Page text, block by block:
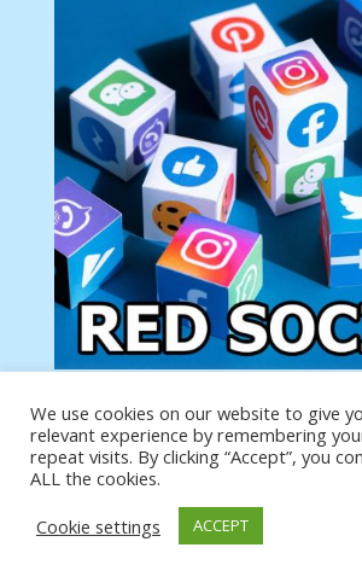
Tu anuncio va aquí
Podemos poner tu anuncio aquí con
producto o página
We use cookies on our website to give
relevant experience by remembering
repeat visits. By clicking “Accept”, you
ALL the cookies.
Cookie settings
ACCEPT
https://analytics.google.com/analytics/web/?